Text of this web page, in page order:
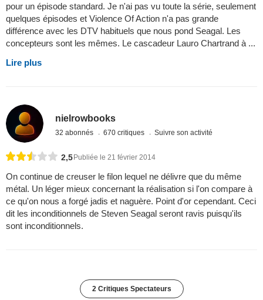
pour un épisode standard. Je n'ai pas vu toute la série, seulement
quelques épisodes et Violence Of Action n'a pas grande
différence avec les DTV habituels que nous pond Seagal. Les
concepteurs sont les mêmes. Le cascadeur Lauro Chartrand à ...
Lire plus
nielrowbooks
32 abonnés 670 critiques Suivre son activité
2,5Publiée le 21 février 2014
On continue de creuser le filon lequel ne délivre que du même
métal. Un léger mieux concernant la réalisation si l'on compare à
ce qu'on nous a forgé jadis et naguère. Point d'or cependant. Ceci
dit les inconditionnels de Steven Seagal seront ravis puisqu'ils
sont inconditionnels.
2 Critiques Spectateurs